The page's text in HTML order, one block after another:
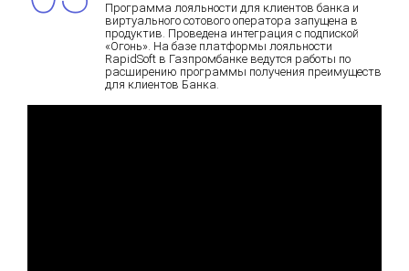
Программа лояльности для клиентов банка и
виртуального сотового оператора запущена в
продуктив. Проведена интеграция с подпиской
«Огонь». На базе платформы лояльности
RapidSoft в Газпромбанке ведутся работы по
расширению программы получения преимуществ
для клиентов Банка.